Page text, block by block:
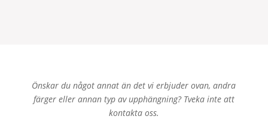
Önskar du något annat än det vi erbjuder ovan, andra
färger eller annan typ av upphängning? Tveka inte att
kontakta oss.